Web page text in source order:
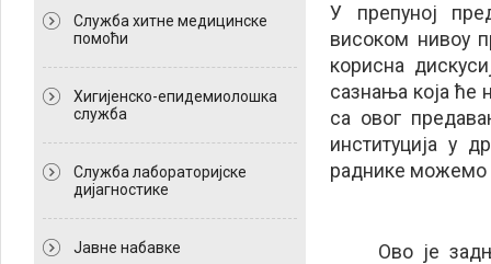
Служба хитне медицинске
помоћи
Хигијенско-епидемиолошка
служба
Служба лабораторијске
дијагностике
Јавне набавке
У препуној
високом нивоу
корисна
сазнања која ће
са овог
институција у
раднике можемо
Ово је